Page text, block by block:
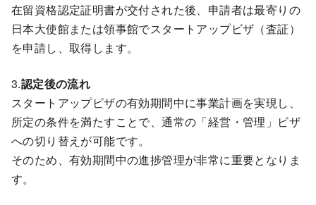
在留資格認定証明書が交付された後、申請者は最寄りの
日本大使館または領事館でスタートアップビザ（査証）
を申請し、取得します。
3.認定後の流れ
スタートアップビザの有効期間中に事業計画を実現し、
所定の条件を満たすことで、通常の「経営・管理」ビザ
への切り替えが可能です。
そのため、有効期間中の進捗管理が非常に重要となりま
す。